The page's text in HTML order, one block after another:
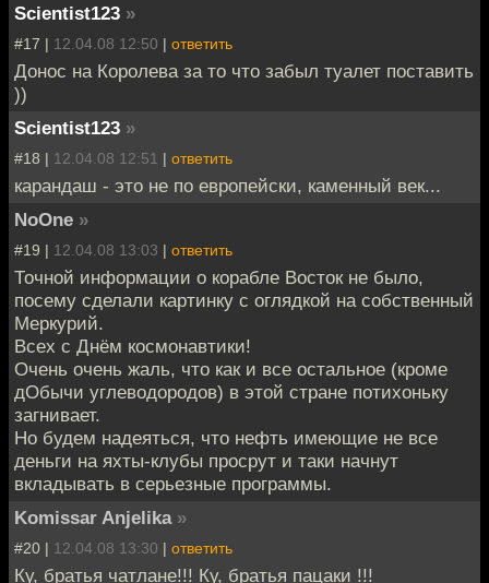
Scientist123 »
#17 | 12.04.08 12:50 | ответить
Донос на Королева за то что забыл туалет поставить
))
Scientist123 »
#18 | 12.04.08 12:51 | ответить
карандаш - это не по европейски, каменный век...
NoOne »
#19 | 12.04.08 13:03 | ответить
Точной информации о корабле Восток не было,
посему сделали картинку с оглядкой на собственный
Меркурий.
Всех с Днём космонавтики!
Очень очень жаль, что как и все остальное (кроме
дОбычи углеводородов) в этой стране потихоньку
загнивает.
Но будем надеяться, что нефть имеющие не все
деньги на яхты-клубы просрут и таки начнут
вкладывать в серьезные программы.
Komissar Anjelika »
#20 | 12.04.08 13:30 | ответить
Ку, братья чатлане!!! Ку, братья пацаки !!!